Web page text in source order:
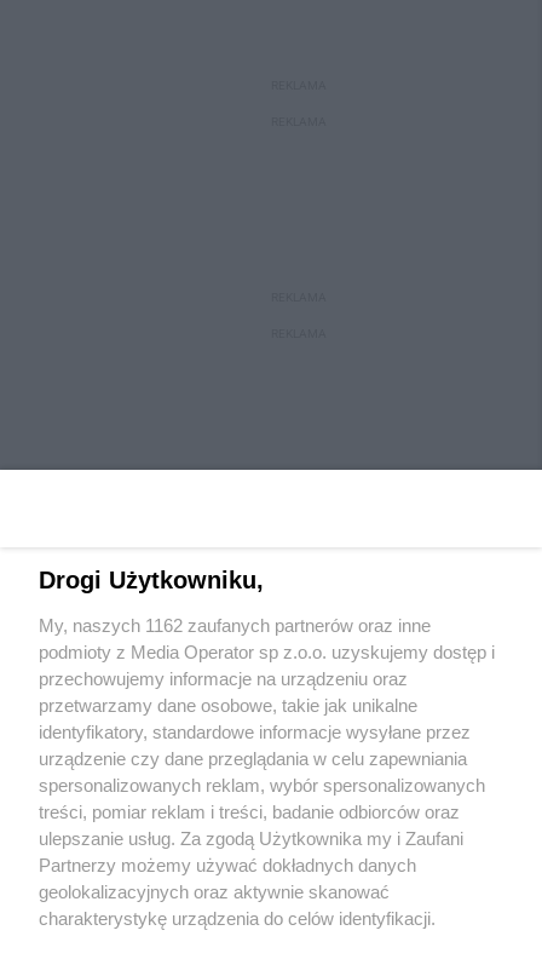
Wydawca mediówlokalnych
Nie zapomnij
zapoznać się z:
polityką prywatności
Twojemiasto
Piekary Śląskie
Chorzów
Tarnowskie Góry
Skontaktuj się z nami
Kontakt
Redakcja
Newsletter
Drogi Użytkowniku,
My, naszych 1162 zaufanych partnerów oraz inne
podmioty z Media Operator sp z.o.o. uzyskujemy dostęp i
przechowujemy informacje na urządzeniu oraz
przetwarzamy dane osobowe, takie jak unikalne
identyfikatory, standardowe informacje wysyłane przez
urządzenie czy dane przeglądania w celu zapewniania
spersonalizowanych reklam, wybór spersonalizowanych
treści, pomiar reklam i treści, badanie odbiorców oraz
ulepszanie usług. Za zgodą Użytkownika my i Zaufani
Partnerzy możemy używać dokładnych danych
geolokalizacyjnych oraz aktywnie skanować
charakterystykę urządzenia do celów identyfikacji.